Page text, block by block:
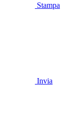
Stampa
Invia